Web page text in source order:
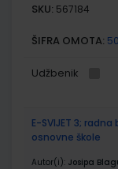
SKU: 567184
ŠIFRA OMOTA:
Udžbenik
E-SVIJET 3;
osnovne škole
Autor(i): Josipa